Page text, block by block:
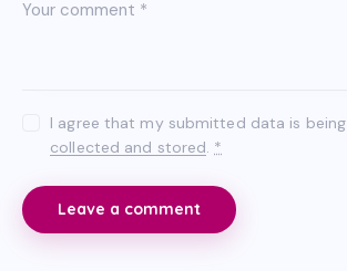
I agree that my submitted data is being
collected and stored *